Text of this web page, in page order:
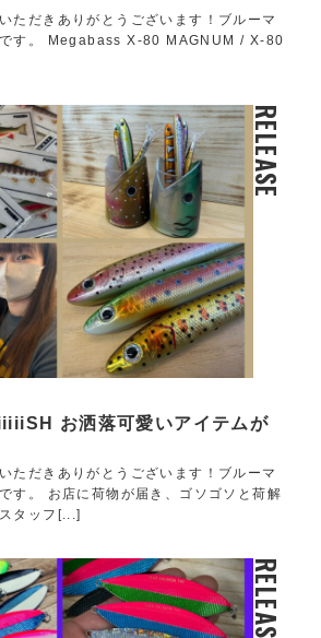
ただきありがとうございます！ブルーマ
です。 Megabass X-80 MAGNUM / X-80
RELEASE
お洒落可愛いアイテムが
ただきありがとうございます！ブルーマ
す。 お店に荷物が届き、ゴソゴソと荷解
タッフ[...]
RELEASE